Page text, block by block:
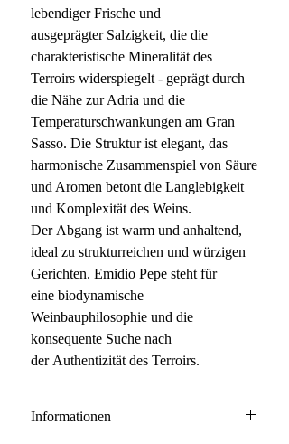
lebendiger Frische und
ausgeprägter Salzigkeit, die die
charakteristische Mineralität des
Terroirs widerspiegelt - geprägt durch
die Nähe zur Adria und die
Temperaturschwankungen am Gran
Sasso. Die Struktur ist elegant, das
harmonische Zusammenspiel von Säure
und Aromen betont die Langlebigkeit
und Komplexität des Weins.
Der Abgang ist warm und anhaltend,
ideal zu strukturreichen und würzigen
Gerichten. Emidio Pepe steht für
eine biodynamische
Weinbauphilosophie und die
konsequente Suche nach
der Authentizität des Terroirs.
Informationen